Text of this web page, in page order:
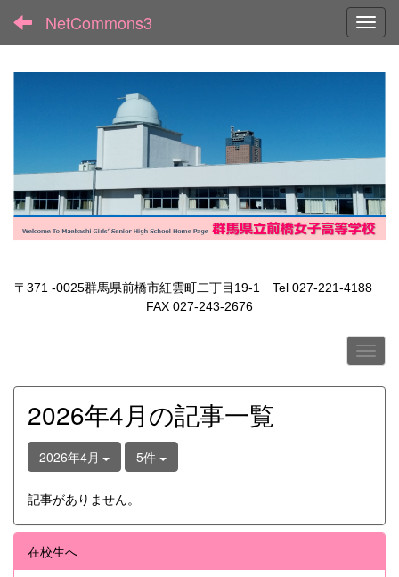
NetCommons3
〒371 -0025群馬県前橋市紅雲町二丁目19-1 Tel 027-221-4188
FAX 027-243-2676
2026年4月の記事一覧
2026年4月 5件
記事がありません。
在校生へ